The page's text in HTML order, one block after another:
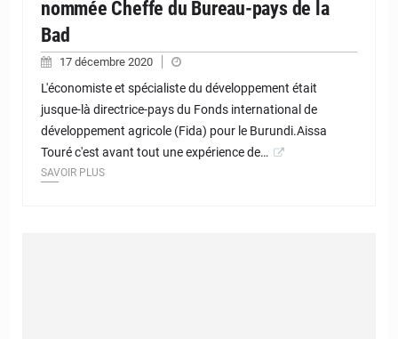
nommée Cheffe du Bureau-pays de la
Bad
17 décembre 2020
L'économiste et spécialiste du développement était
jusque-là directrice-pays du Fonds international de
développement agricole (Fida) pour le Burundi.Aissa
Touré c'est avant tout une expérience de…
SAVOIR PLUS